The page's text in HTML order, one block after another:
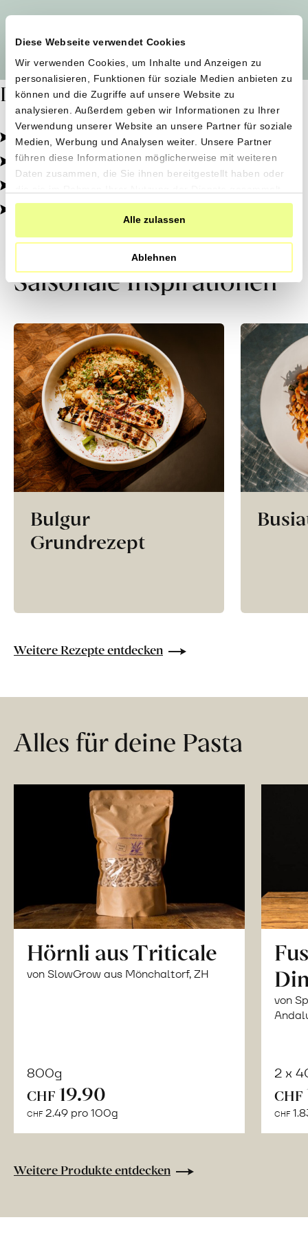
Diese Webseite verwendet Cookies
Wir verwenden Cookies, um Inhalte und Anzeigen zu
personalisieren, Funktionen für soziale Medien anbieten zu
können und die Zugriffe auf unsere Website zu
analysieren. Außerdem geben wir Informationen zu Ihrer
Verwendung unserer Website an unsere Partner für soziale
Medien, Werbung und Analysen weiter. Unsere Partner
führen diese Informationen möglicherweise mit weiteren
Daten zusammen, die Sie ihnen bereitgestellt haben oder
haben.
Alle zulassen
Ablehnen
Dafür stehen wir
Pestizidfrei angebaut, schonend verarbeitet.
Natürliche Zutaten, echter Geschmack.
Von kleinen Höfen, direkt zu dir.
100% transparent, 0% Zusatzstoffe.
Saisonale Inspirationen
Bulgur
Grundrezept
Weitere Rezepte entdecken
Alles für deine Pasta
Hörnli aus Triticale
von SlowGrow aus Mönchaltorf, ZH
800g
CHF 19.90
CHF 2.49 pro 100g
von
2 x
CHF
CHF
Weitere Produkte entdecken